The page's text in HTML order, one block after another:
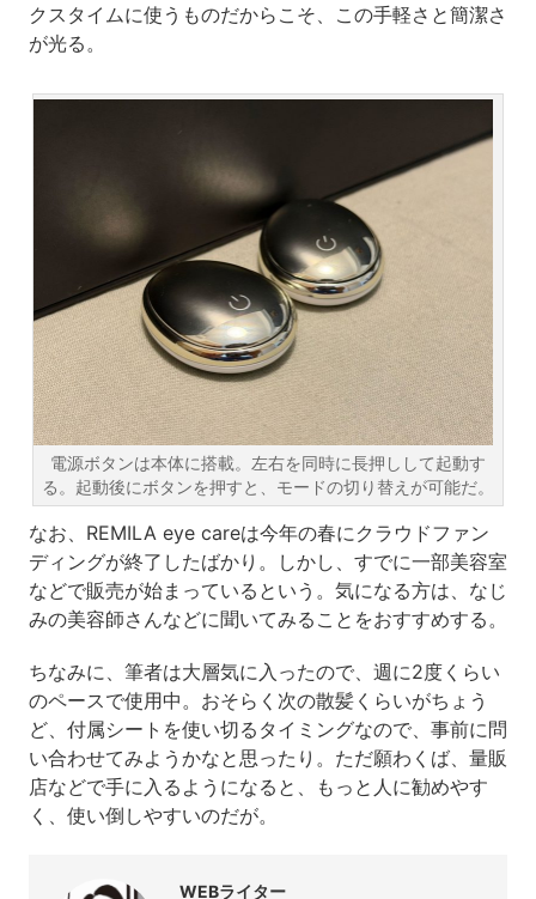
クスタイムに使うものだからこそ、この手軽さと簡潔さ
が光る。
電源ボタンは本体に搭載。左右を同時に長押しして起動す
る。起動後にボタンを押すと、モードの切り替えが可能だ。
なお、REMILA eye careは今年の春にクラウドファン
ディングが終了したばかり。しかし、すでに一部美容室
などで販売が始まっているという。気になる方は、なじ
みの美容師さんなどに聞いてみることをおすすめする。
ちなみに、筆者は大層気に入ったので、週に2度くらい
のペースで使用中。おそらく次の散髪くらいがちょう
ど、付属シートを使い切るタイミングなので、事前に問
い合わせてみようかなと思ったり。ただ願わくば、量販
店などで手に入るようになると、もっと人に勧めやす
く、使い倒しやすいのだが。
WEBライター